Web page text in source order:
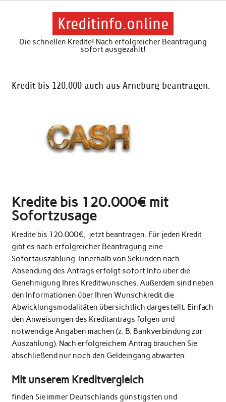
Skip
Kreditinfo.online
Die schnellen Kredite! Nach erfolgreicher Beantragung
sofort ausgezahlt!
Kredit bis 120.000 auch aus Arneburg beantragen.
Kredite bis 120.000€ mit
Sofortzusage
Kredite bis 120.000€, jetzt beantragen. Für jeden Kredit
gibt es nach erfolgreicher Beantragung eine
Sofortauszahlung. Innerhalb von Sekunden nach
Absendung des Antrags erfolgt sofort Info über die
Genehmigung Ihres Kreditwunsches. Außerdem sind neben
den Informationen über Ihren Wunschkredit die
Abwicklungsmodalitäten übersichtlich dargestellt. Einfach
den Anweisungen des Kreditantrags folgen und
notwendige Angaben machen (z. B. Bankverbindung zur
Auszahlung). Nach erfolgreichem Antrag brauchen Sie
abschließend nur noch den Geldeingang abwarten.
Mit unserem Kreditvergleich
finden Sie immer Deutschlands günstigsten und